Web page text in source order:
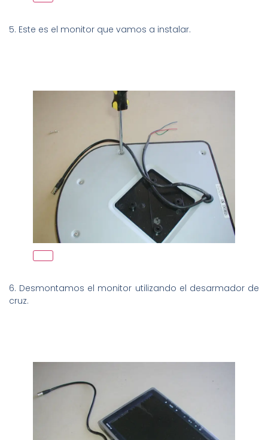
5. Este es el monitor que vamos a instalar.
6. Desmontamos el monitor utilizando el desarmador de
cruz.